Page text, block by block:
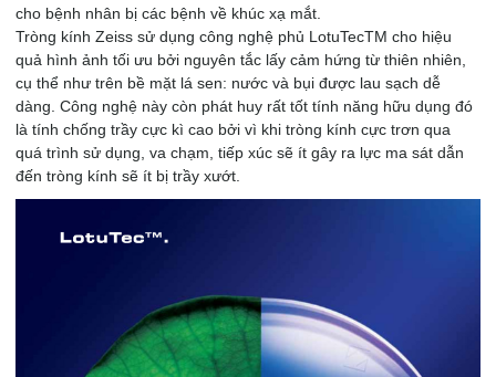
cho bệnh nhân bị các bệnh về khúc xạ mắt.
Tròng kính Zeiss sử dụng công nghệ phủ LotuTecTM cho hiệu
quả hình ảnh tối ưu bởi nguyên tắc lấy cảm hứng từ thiên nhiên,
cụ thể như trên bề mặt lá sen: nước và bụi được lau sạch dễ
dàng. Công nghệ này còn phát huy rất tốt tính năng hữu dụng đó
là tính chống trầy cực kì cao bởi vì khi tròng kính cực trơn qua
quá trình sử dụng, va chạm, tiếp xúc sẽ ít gây ra lực ma sát dẫn
đến tròng kính sẽ ít bị trầy xướt.